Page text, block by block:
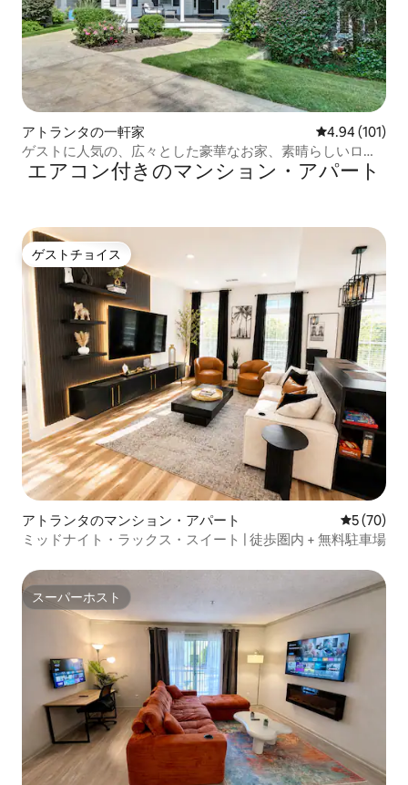
アトランタの一軒家 レビュー101
4.94 (101)
ゲストに人気の、広々とした豪華なお家、素晴らしいロケ
ーション
エアコン付きのマンション・アパート
ゲストチョイス
ゲストチョイス
アトランタのマンション・アパート レビュー
5 (70)
ミッドナイト・ラックス・スイート | 徒歩圏内 + 無料駐車場
スーパーホスト
スーパーホスト